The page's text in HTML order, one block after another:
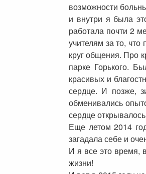
возможности
и внутри я была
работала почти 2
учителям за то,
круг общения. Про
парке Горького.
красивых и
сердце. И позже,
обменивались
сердце
Еще летом 2014
загадала себе и
И я все это время,
жизни!